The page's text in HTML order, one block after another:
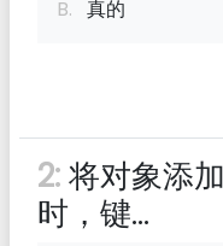
B. 真的
2:将对象添
时，键...